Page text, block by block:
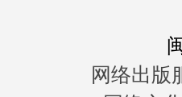
网络出版